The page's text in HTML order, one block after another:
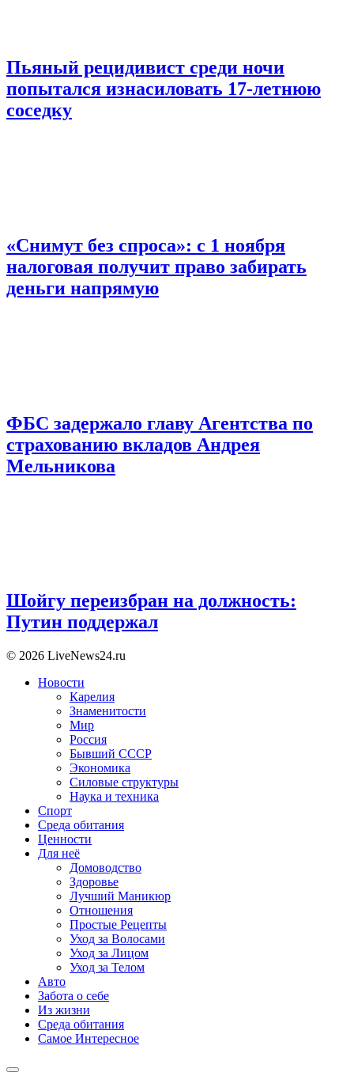
Пьяный рецидивист среди ночи
попытался изнасиловать 17-летнюю
соседку
«Снимут без спроса»: с 1 ноября
налоговая получит право забирать
деньги напрямую
ФБС задержало главу Агентства по
страхованию вкладов Андрея
Мельникова
Шойгу переизбран на должность:
Путин поддержал
© 2026 LiveNews24.ru
Новости
Карелия
Знаменитости
Мир
Россия
Бывший СССР
Экономика
Силовые структуры
Наука и техника
Спорт
Среда обитания
Ценности
Для неё
Домоводство
Здоровье
Лучший Маникюр
Отношения
Простые Рецепты
Уход за Волосами
Уход за Лицом
Уход за Телом
Авто
Забота о себе
Из жизни
Среда обитания
Самое Интересное